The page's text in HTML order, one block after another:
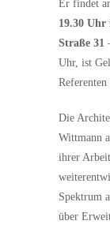
Er findet
19.30 Uhr
Straße 31
Uhr, ist
Referenten
Die
Wittmann
ihrer
Spektrum
über